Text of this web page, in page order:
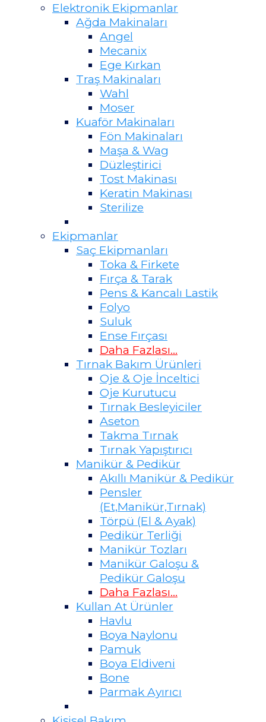
Elektronik Ekipmanlar
Ağda Makinaları
Angel
Mecanix
Ege Kırkan
Traş Makinaları
Wahl
Moser
Kuaför Makinaları
Fön Makinaları
Maşa & Wag
Düzleştirici
Tost Makinası
Keratin Makinası
Sterilize
Ekipmanlar
Saç Ekipmanları
Toka & Firkete
Fırça & Tarak
Pens & Kancalı Lastik
Folyo
Suluk
Ense Fırçası
Daha Fazlası...
Tırnak Bakım Ürünleri
Oje & Oje İnceltici
Oje Kurutucu
Tırnak Besleyiciler
Aseton
Takma Tırnak
Tırnak Yapıştırıcı
Manikür & Pedikür
Akıllı Manikür & Pedikür
Pensler
(Et,Manikür,Tırnak)
Törpü (El & Ayak)
Pedikür Terliği
Manikür Tozları
Manikür Galoşu &
Pedikür Galoşu
Daha Fazlası...
Kullan At Ürünler
Havlu
Boya Naylonu
Pamuk
Boya Eldiveni
Bone
Parmak Ayırıcı